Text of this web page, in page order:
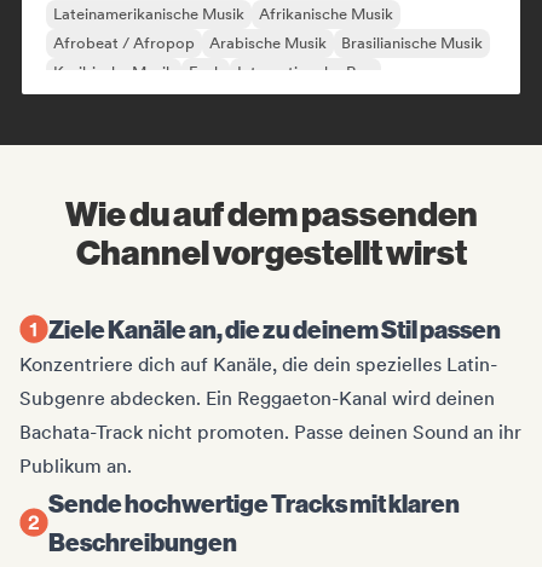
Lateinamerikanische Musik
Afrikanische Musik
Afrobeat / Afropop
Arabische Musik
Brasilianische Musik
Karibische Musik
Funk Internationaler Rap
Wie du auf dem passenden
Channel vorgestellt wirst
Ziele Kanäle an, die zu deinem Stil passen
Konzentriere dich auf Kanäle, die dein spezielles Latin-
Subgenre abdecken. Ein Reggaeton-Kanal wird deinen
Bachata-Track nicht promoten. Passe deinen Sound an ihr
Publikum an.
Sende hochwertige Tracks mit klaren
Beschreibungen